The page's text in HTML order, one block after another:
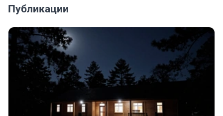
Публикации